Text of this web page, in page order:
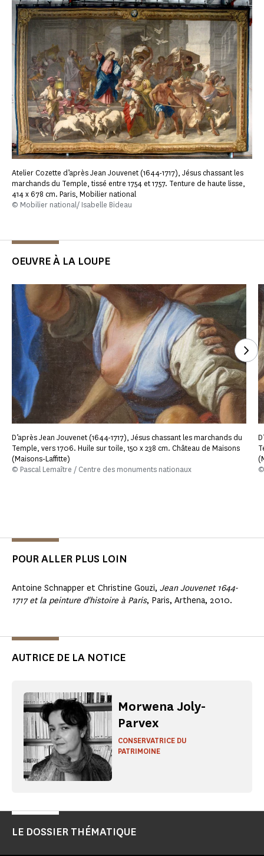
Atelier Cozette d’après Jean Jouvenet (1644-1717), Jésus chassant les
marchands du Temple, tissé entre 1754 et 1757. Tenture de haute lisse,
414 x 678 cm. Paris, Mobilier national
© Mobilier national/ Isabelle Bideau
OEUVRE À LA LOUPE
D’après Jean Jouvenet (1644-1717), Jésus chassant les marchands du
Temple, vers 1706. Huile sur toile, 150 x 238 cm. Château de Maisons
(Maisons-Laffitte)
© Pascal Lemaître / Centre des monuments nationaux
POUR ALLER PLUS LOIN
Antoine Schnapper et Christine Gouzi, Jean Jouvenet 1644-
1717 et la peinture d'histoire à Paris, Paris, Arthena, 2010.
AUTRICE DE LA NOTICE
Morwena Joly-
Parvex
CONSERVATRICE DU
PATRIMOINE
LE DOSSIER THÉMATIQUE